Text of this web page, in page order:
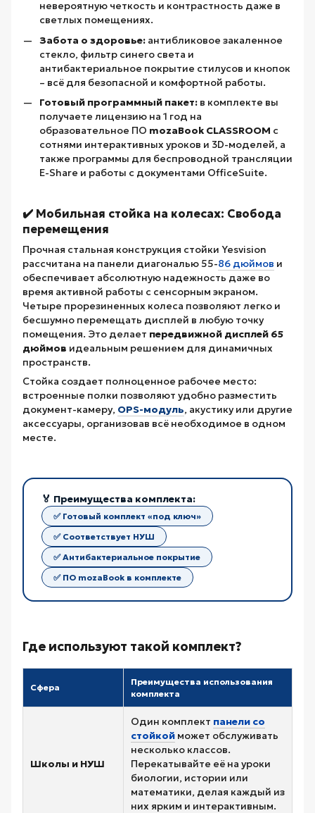
невероятную четкость и контрастность даже в
светлых помещениях.
Забота о здоровье: антибликовое закаленное
стекло, фильтр синего света и
антибактериальное покрытие стилусов и кнопок
– всё для безопасной и комфортной работы.
Готовый программный пакет: в комплекте вы
получаете лицензию на 1 год на
образовательное ПО mozaBook CLASSROOM с
сотнями интерактивных уроков и 3D-моделей, а
также программы для беспроводной трансляции
E-Share и работы с документами OfficeSuite.
✔️ Мобильная стойка на колесах: Свобода
перемещения
Прочная стальная конструкция стойки Yesvision
рассчитана на панели диагональю 55-86 дюймов и
обеспечивает абсолютную надежность даже во
время активной работы с сенсорным экраном.
Четыре прорезиненных колеса позволяют легко и
бесшумно перемещать дисплей в любую точку
помещения. Это делает передвижной дисплей 65
дюймов идеальным решением для динамичных
пространств.
Стойка создает полноценное рабочее место:
встроенные полки позволяют удобно разместить
документ-камеру, OPS-модуль, акустику или другие
аксессуары, организовав всё необходимое в одном
месте.
🏅 Преимущества комплекта:
✅ Готовый комплект «под ключ»
✅ Соответствует НУШ
✅ Антибактериальное покрытие
✅ ПО mozaBook в комплекте
Где используют такой комплект?
Сфера
Преимущества использования
комплекта
Школы и НУШ
Один комплект панели со
стойкой может обслуживать
несколько классов.
Перекатывайте её на уроки
биологии, истории или
математики, делая каждый из
них ярким и интерактивным.